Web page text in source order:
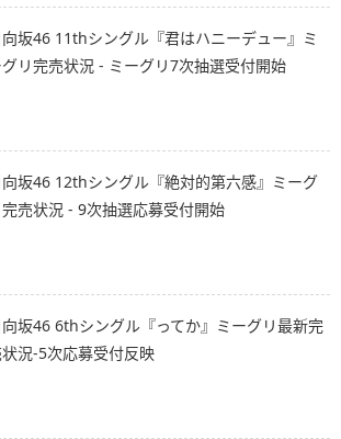
向坂46 11thシングル『君はハニーデュー』ミ
リ完売状況 - ミーグリ7次抽選受付開始
向坂46 12thシングル『絶対的第六感』ミーグ
完売状況 - 9次抽選応募受付開始
向坂46 6thシングル『ってか』ミーグリ最新完
況-5次応募受付反映